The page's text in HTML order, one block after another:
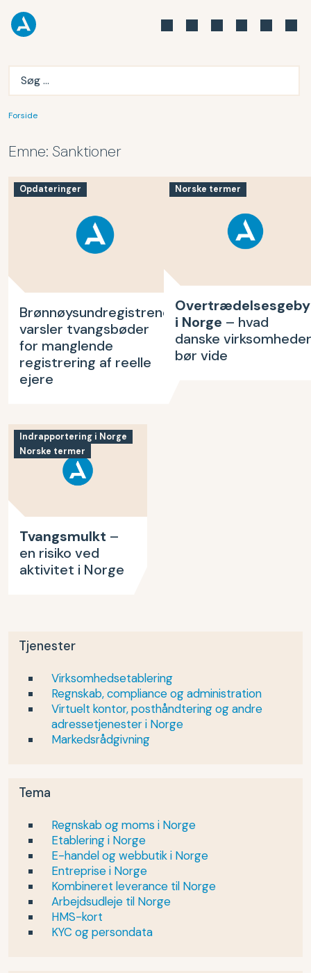
Forside
Emne: Sanktioner
Brønnøysundregistrene
varsler tvangsbøder
for manglende
registrering af reelle
ejere
Opdateringer
i Norge – hvad
danske virksomheder
bør vide
Norske termer
Tvangsmulkt –
en risiko ved
aktivitet i Norge
Indrapportering i Norge
Norske termer
Tjenester
Virksomhedsetablering
Regnskab, compliance og administration
Virtuelt kontor, posthåndtering og andre
adressetjenester i Norge
Markedsrådgivning
Tema
Regnskab og moms i Norge
Etablering i Norge
E-handel og webbutik i Norge
Entreprise i Norge
Kombineret leverance til Norge
Arbejdsudleje til Norge
HMS-kort
KYC og persondata